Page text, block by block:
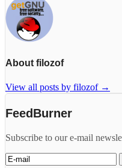
About filozof
View all posts by filozof →
FeedBurner
Subscribe to our e-mail